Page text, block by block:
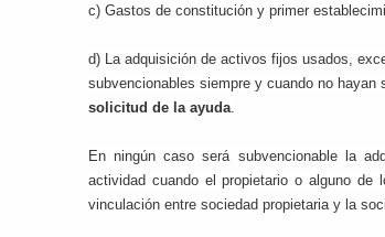
c) Gastos de constitución y primer
d) La adquisición de activos fijos usados,
subvencionables siempre y cuando no hayan
solicitud de la ayuda.
En ningún caso será subvencionable la
actividad cuando el propietario o alguno
vinculación entre sociedad propietaria y la